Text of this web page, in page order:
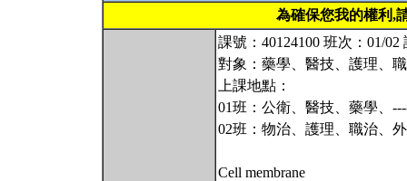
為確保您我的權利,
課號：40124100 班次：01/
對象：藥學、醫技、護理、
上課地點：
01班：公衛、醫技、藥學、
02班：物治、護理、職治、
Cell membrane